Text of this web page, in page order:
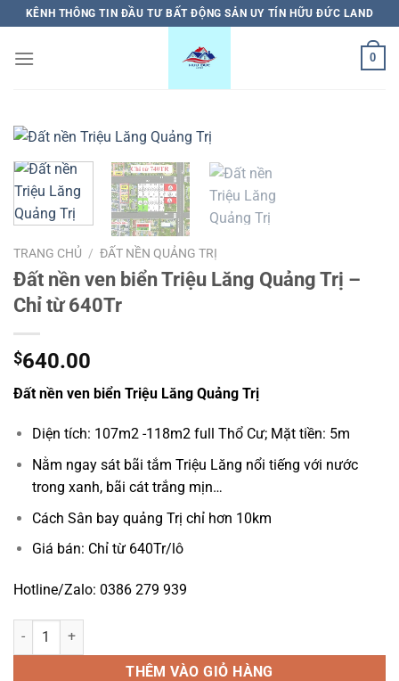
qua
nội
KÊNH THÔNG TIN ĐẦU TƯ BẤT ĐỘNG SẢN UY TÍN HỮU ĐỨC LAND
0
TRANG CHỦ / ĐẤT NỀN QUẢNG TRỊ
Đất nền ven biển Triệu Lăng Quảng Trị –
Chỉ từ 640Tr
$640.00
Đất nền ven biển Triệu Lăng Quảng Trị
Diện tích: 107m2 -118m2 full Thổ Cư; Mặt tiền: 5m
Nằm ngay sát bãi tắm Triệu Lăng nổi tiếng với nước
trong xanh, bãi cát trắng mịn…
Cách Sân bay quảng Trị chỉ hơn 10km
Giá bán: Chỉ từ 640Tr/lô
Hotline/Zalo: 0386 279 939
Đất nền ven biển Triệu Lăng Quảng Trị - Chỉ từ 640Tr số lượng
THÊM VÀO GIỎ HÀNG